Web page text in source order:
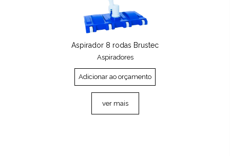
Aspirador 8 rodas Brustec
Aspiradores
Adicionar ao orçamento
ver mais